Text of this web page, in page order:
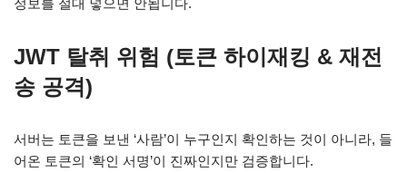
JWT 탈취 위험 (토큰 하이재킹 & 재전
송 공격)
서버는 토큰을 보낸 ‘사람’이 누구인지 확인하는 것이 아니라, 들
어온 토큰의 ‘확인 서명’이 진짜인지만 검증합니다.